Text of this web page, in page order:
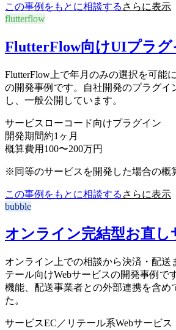
この事例をもとに相談する さらに表示
flutterflow
FlutterFlow向けUIプラグ
FlutterFlow上で年月のみの選択を可能
の開発事例です。自社開発のプラグイ
し、一般公開しています。
サービス ローコード向けプラグイン
開発期間約1ヶ月
概算費用 100〜200万円
※同等のサービスを開発した場合の概
この事例をもとに相談する さらに表示
bubble
オンライン完結型お直し
オンライン上での相談から決済・配送
テール向けWebサービスの開発事例で
機能、配送事業者との外部連携を含め
た。
サービスEC／リテール系Webサービス